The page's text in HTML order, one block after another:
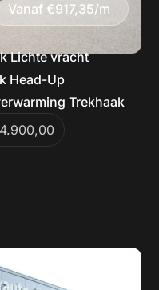
Vanaf €917,35/m
Lichte vracht
Head-Up
Trekhaak